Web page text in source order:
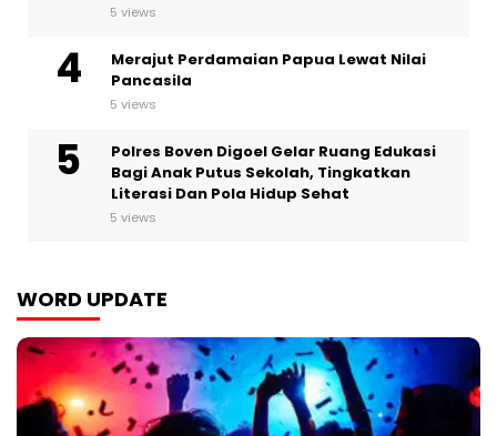
5 views
Merajut Perdamaian Papua Lewat Nilai
Pancasila
5 views
Polres Boven Digoel Gelar Ruang Edukasi
Bagi Anak Putus Sekolah, Tingkatkan
Literasi Dan Pola Hidup Sehat
5 views
WORD UPDATE